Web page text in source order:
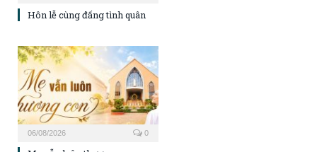
Hôn lễ cùng đấng tình quân
06/08/2026 0